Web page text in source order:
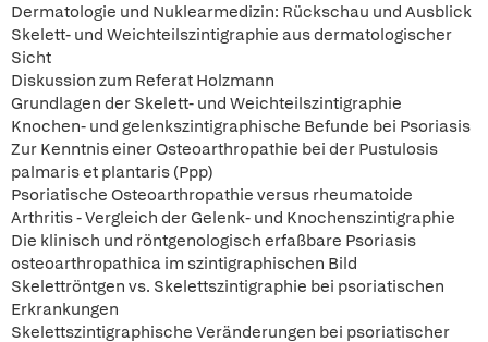
Dermatologie und Nuklearmedizin: Rückschau und Ausblick
Skelett- und Weichteilszintigraphie aus dermatologischer
Sicht
Diskussion zum Referat Holzmann
Grundlagen der Skelett- und Weichteilszintigraphie
Knochen- und gelenkszintigraphische Befunde bei Psoriasis
Zur Kenntnis einer Osteoarthropathie bei der Pustulosis
palmaris et plantaris (Ppp)
Psoriatische Osteoarthropathie versus rheumatoide
Arthritis - Vergleich der Gelenk- und Knochenszintigraphie
Die klinisch und röntgenologisch erfaßbare Psoriasis
osteoarthropathica im szintigraphischen Bild
Skelettröntgen vs. Skelettszintigraphie bei psoriatischen
Erkrankungen
Skelettszintigraphische Veränderungen bei psoriatischer